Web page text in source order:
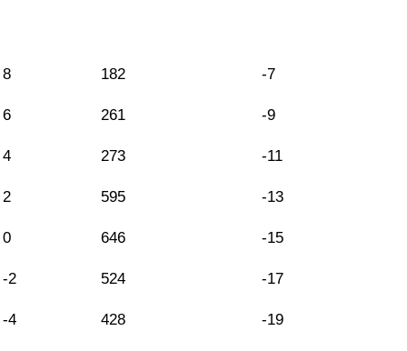
8 182 -7
6 261 -9
4 273 -11
2 595 -13
0 646 -15
-2 524 -17
-4 428 -19